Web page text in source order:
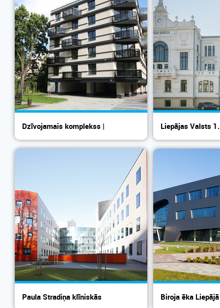
Dzīvojamais komplekss |
KVARTĀLS 67
Liepājas Valsts
renov...
Paula Stradiņa klīniskās
Biroja ēka Liepājā